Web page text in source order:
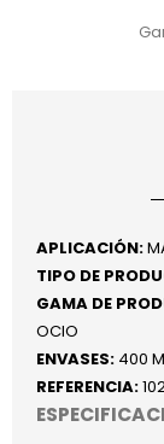
APLICACIÓN:
TIPO DE
GAMA DE
OCIO
ENVASES: 400
REFERENCIA: